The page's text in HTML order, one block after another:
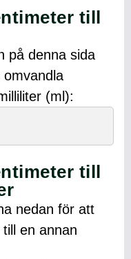
till
på denna sida
(ml):
till
nedan för att
en annan